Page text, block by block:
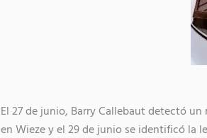
El 27 de junio, Barry Callebaut detectó
en Wieze y el 29 de junio se identificó la